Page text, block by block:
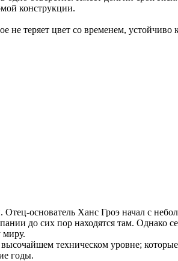
конструкции.
теряет цвет со временем,
основатель Ханс Гроэ начал с
до сих пор находятся там. Однако
миру.
техническом уровне;
годы.